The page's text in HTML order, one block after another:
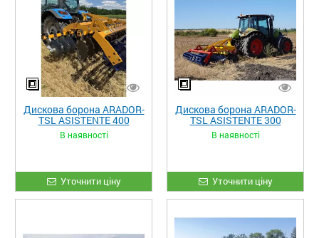
Дискова борона ARADOR-
TSL ASISTENTE 400
В наявності
Уточнити ціну
Дискова борона ARADOR-
TSL ASISTENTE 300
В наявності
Уточнити ціну